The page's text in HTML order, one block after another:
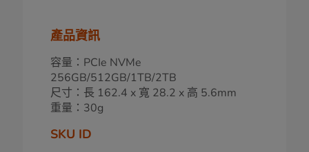
產品資訊
容量：PCIe NVMe
256GB/512GB/1TB/2TB
尺寸：長 162.4 x 寬 28.2 x 高 5.6mm
重量：30g
SKU ID